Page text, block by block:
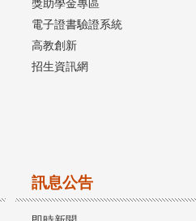
獎助學金專區
電子證書驗證系統
高教創新
招生資訊網
訊息公告